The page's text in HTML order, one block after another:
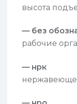
высота
— без
рабочие
— нрк